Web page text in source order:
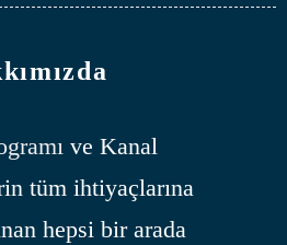
ve Kanal
tüm ihtiyaçlarına
hepsi bir arada